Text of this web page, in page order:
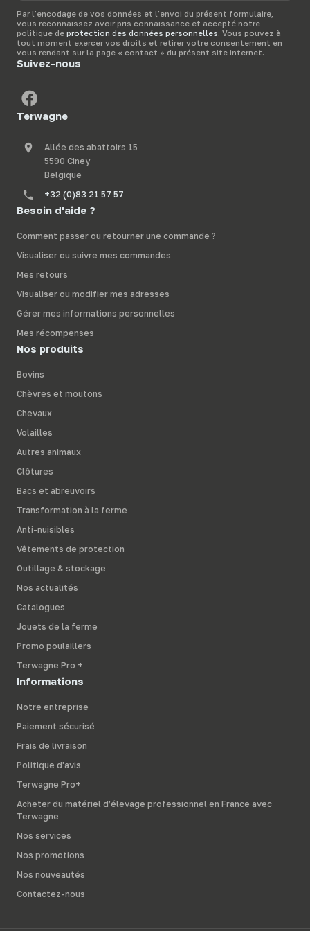
mail
Par l'encodage de vos données et l'envoi du présent formulaire,
vous reconnaissez avoir pris connaissance et accepté notre
politique de protection des données personnelles. Vous pouvez à
tout moment exercer vos droits et retirer votre consentement en
vous rendant sur la page « contact » du présent site internet.
Suivez-nous
Terwagne
Allée des abattoirs 15
5590 Ciney
Belgique
+32 (0)83 21 57 57
Besoin d'aide ?
Comment passer ou retourner une commande ?
Visualiser ou suivre mes commandes
Mes retours
Visualiser ou modifier mes adresses
Gérer mes informations personnelles
Mes récompenses
Nos produits
Bovins
Chèvres et moutons
Chevaux
Volailles
Autres animaux
Clôtures
Bacs et abreuvoirs
Transformation à la ferme
Anti-nuisibles
Vêtements de protection
Outillage & stockage
Nos actualités
Catalogues
Jouets de la ferme
Promo poulaillers
Terwagne Pro +
Informations
Notre entreprise
Paiement sécurisé
Frais de livraison
Politique d'avis
Terwagne Pro+
Acheter du matériel d’élevage professionnel en France avec
Terwagne
Nos services
Nos promotions
Nos nouveautés
Contactez-nous